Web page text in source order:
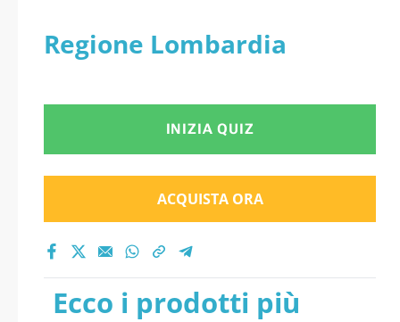
Regione Lombardia
INIZIA QUIZ
ACQUISTA ORA
Ecco i prodotti più